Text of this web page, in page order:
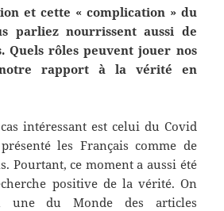
et cette « complication » du
parliez nourrissent aussi de
Quels rôles peuvent jouer nos
notre rapport à la vérité en
intéressant est celui du Covid
les Français comme de
Pourtant, ce moment a aussi été
positive de la vérité. On
une du Monde des articles